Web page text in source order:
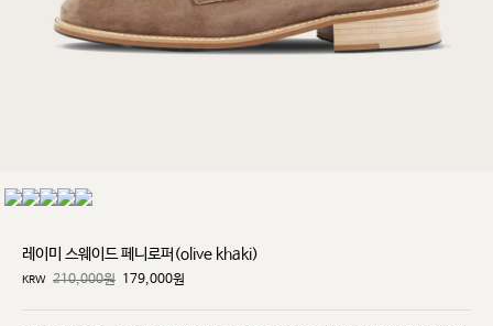
레이미 스웨이드 페니로퍼(olive khaki)
KRW 210,000원 179,000원